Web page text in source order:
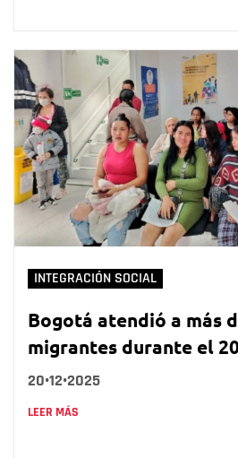
INTEGRACIÓN SOCIAL
Bogotá atendió a más
migrantes durante el
20•12•2025
LEER MÁS